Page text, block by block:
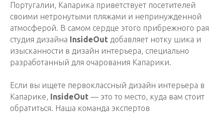
Португалии, Капарика приветствует посетителей
своими нетронутыми пляжами и непринужденной
атмосферой. В самом сердце этого прибрежного рая
студия дизайна InsideOut добавляет нотку шика и
изысканности в дизайн интерьера, специально
разработанный для очарования Капарики.
Если вы ищете первоклассный дизайн интерьера в
Капарике, InsideOut — это то место, куда вам стоит
обратиться. Наша команда экспертов